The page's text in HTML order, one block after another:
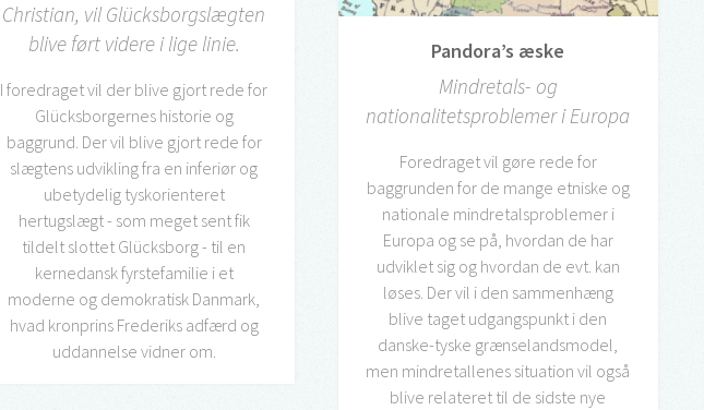
Christian, vil Glücksborgslægten
blive ført videre i lige linie.
I foredraget vil der blive gjort rede for
Glücksborgernes historie og
baggrund. Der vil blive gjort rede for
slægtens udvikling fra en inferiør og
ubetydelig tyskorienteret
hertugslægt - som meget sent fik
tildelt slottet Glücksborg - til en
kernedansk fyrstefamilie i et
moderne og demokratisk Danmark,
hvad kronprins Frederiks adfærd og
uddannelse vidner om.
Pandora’s æske
Mindretals- og
nationalitetsproblemer i Europa
Foredraget vil gøre rede for
baggrunden for de mange etniske og
nationale mindretalsproblemer i
Europa og se på, hvordan de har
udviklet sig og hvordan de evt. kan
løses. Der vil i den sammenhæng
blive taget udgangspunkt i den
danske-tyske grænselandsmodel,
men mindretallenes situation vil også
blive relateret til de sidste nye